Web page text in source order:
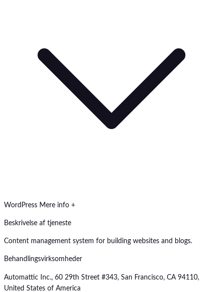
WordPress Mere info +
Beskrivelse af tjeneste
Content management system for building websites and blogs.
Behandlingsvirksomheder
Automattic Inc., 60 29th Street #343, San Francisco, CA 94110,
United States of America